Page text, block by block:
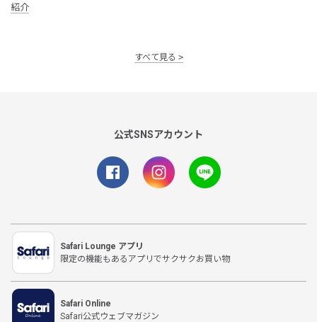
紹介
すべて見る
公式SNSアカウント
Safari Lounge アプリ
限定の機能もあるアプリでサクサクお買い物
Safari Online
Safari公式ウェブマガジン